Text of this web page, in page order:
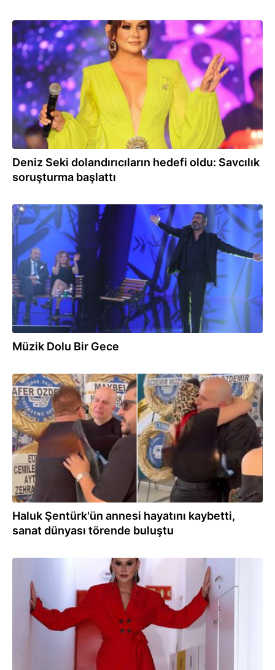
17.09.2025
Deniz Seki dolandırıcıların hedefi oldu: Savcılık
soruşturma başlattı
12.07.2025
Müzik Dolu Bir Gece
11.06.2025
Haluk Şentürk'ün annesi hayatını kaybetti,
sanat dünyası törende buluştu